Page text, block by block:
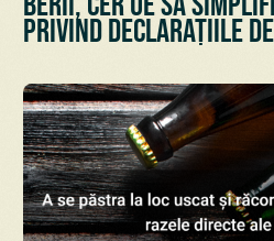
privind declarațiile de